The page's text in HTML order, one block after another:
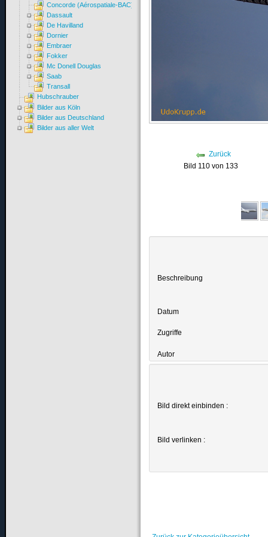
Zurück
Bild 110 von 133
Beschreibung
Datum
Zugriffe
Autor
Bild direkt einbinden :
Bild verlinken :
Concorde (Aérospatiale-BAC)
Dassault
De Havilland
Dornier
Embraer
Fokker
Mc Donell Douglas
Saab
Transall
Hubschrauber
Bilder aus Köln
Bilder aus Deutschland
Bilder aus aller Welt